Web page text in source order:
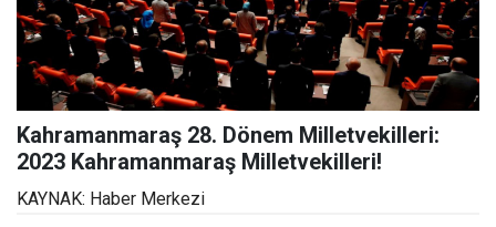
Kahramanmaraş 28. Dönem Milletvekilleri:
2023 Kahramanmaraş Milletvekilleri!
KAYNAK: Haber Merkezi